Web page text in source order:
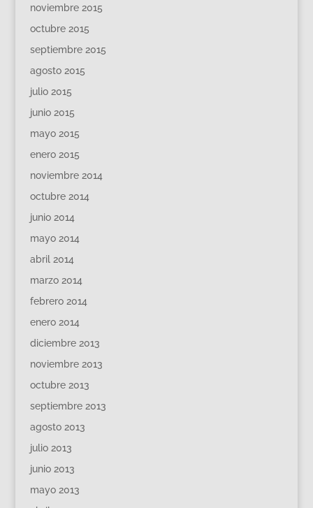
noviembre 2015
octubre 2015
septiembre 2015
agosto 2015
julio 2015
junio 2015
mayo 2015
enero 2015
noviembre 2014
octubre 2014
junio 2014
mayo 2014
abril 2014
marzo 2014
febrero 2014
enero 2014
diciembre 2013
noviembre 2013
octubre 2013
septiembre 2013
agosto 2013
julio 2013
junio 2013
mayo 2013